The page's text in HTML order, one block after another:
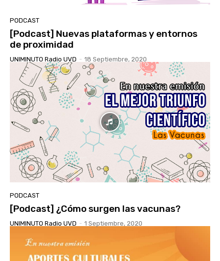
PODCAST
[Podcast] Nuevas plataformas y entornos
de proximidad
UNIMINUTO Radio UVD - 18 Septiembre, 2020
PODCAST
[Podcast] ¿Cómo surgen las vacunas?
UNIMINUTO Radio UVD - 1 Septiembre, 2020